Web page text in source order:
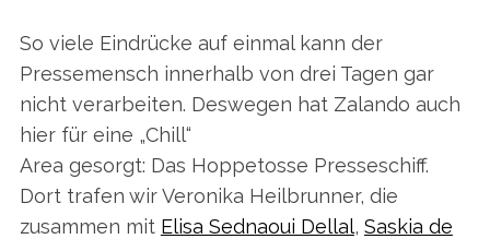
So viele Eindrücke auf einmal kann der
Pressemensch innerhalb von drei Tagen gar
nicht verarbeiten. Deswegen hat Zalando auch
hier für eine „Chill“
Area gesorgt: Das Hoppetosse Presseschiff.
Dort trafen wir Veronika Heilbrunner, die
zusammen mit Elisa Sednaoui Dellal, Saskia de